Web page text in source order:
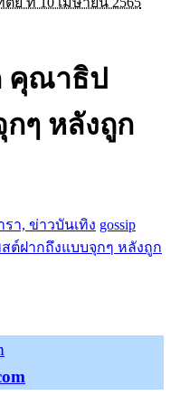
คุณาธิป
ๆ หลังถูก
า, ข่าวบันเทิง gossip
ต์ฝากถึงแบบจุกๆ หลังถูก